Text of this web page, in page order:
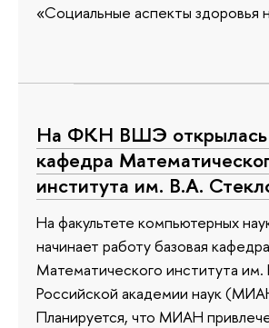
«Социальные аспекты здоровья
На ФКН ВШЭ открылась
кафедра
института им. В.А.
На факультете компьютерных
начинает работу базовая кафедра
Математического института им.
Российской академии наук
Планируется, что МИАН